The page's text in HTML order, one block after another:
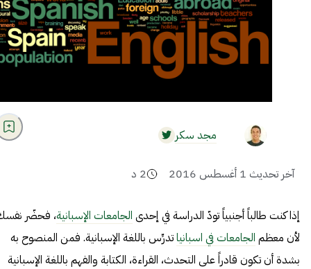
مجد سكر
آخر تحديث 1 أغسطس 2016 2 د
إذا كنت طالباً أجنبياً تودّ الدراسة في إحدى الجامعات الإسبانية، فحضّر
لأن معظم الجامعات في اسبانياتدرِّس باللغة الإسبانية. فمن المنصوح به
بشدة أن تكون قادراً على التحدث، القراءة، الكتابة والفهم باللغة الإسبانية